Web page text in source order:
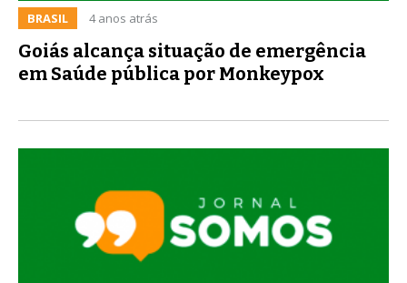
BRASIL 4 anos atrás
Goiás alcança situação de emergência
em Saúde pública por Monkeypox